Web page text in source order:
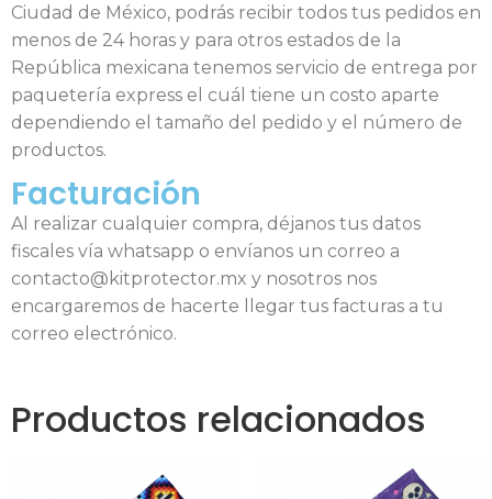
Ciudad de México, podrás recibir todos tus pedidos en
menos de 24 horas y para otros estados de la
República mexicana tenemos servicio de entrega por
paquetería express el cuál tiene un costo aparte
dependiendo el tamaño del pedido y el número de
productos.
Facturación
Al realizar cualquier compra, déjanos tus datos
fiscales vía whatsapp o envíanos un correo a
contacto@kitprotector.mx y nosotros nos
encargaremos de hacerte llegar tus facturas a tu
correo electrónico.
Productos relacionados